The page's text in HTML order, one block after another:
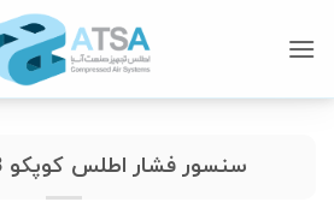
سنسور فشار اطلس کوپکو 1089962513